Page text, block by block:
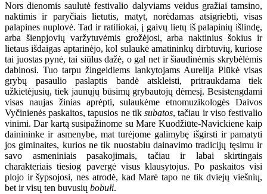
Nors dienomis saulutė festivalio dalyviams veidus gražiai tamsino,
naktimis ir paryčiais lietutis, matyt, norėdamas atsigriebti, visas
palapines nuplovė. Tad ir ratiliokai, į gaivų lietų iš palapinių išlindę,
arba šienpjovių varžytuvėmis grožėjosi, arba naktinius šokius ir
lietaus išdaigas aptarinėjo, kol sulaukė amatininkų dirbtuvių, kuriose
tai juostas pynė, tai siūlus dažė, o gal net ir šiaudinėmis skrybėlėmis
dabinosi. Tuo tarpu žingeidiems lankytojams Aurelija Plūkė visas
grybų pasaulio paslaptis bandė atskleisti, pritraukdama tiek
užkietėjusių, tiek jaunųjų būsimų grybautojų dėmesį. Besistengdami
visas naujas žinias aprėpti, sulaukėme etnomuzikologės Daivos
Vyčinienės paskaitos, tapusios ne tiksubatos, tačiau ir viso festivalio
vinimi. Dar kartą susipažinome su Mare Kuodžiūte-Navickiene kaip
dainininke ir asmenybe, mat turėjome galimybę išgirsti ir pamatyti
jos giminaites, kurios ne tik nuostabiu dainavimo tradicijų tęsimu ir
savo asmeniniais pasakojimais, tačiau ir labai skirtingais
charakteriais tiesiog pavergė visus klausytojus. Po paskaitos visi
plojo ir šypsojosi, nes atrodė, kad Marė tapo ne tik dviejų viešnių,
bet ir visų ten buvusių bobułi.